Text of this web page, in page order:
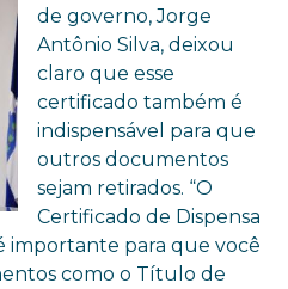
de governo, Jorge
Antônio Silva, deixou
claro que esse
certificado também é
indispensável para que
outros documentos
sejam retirados. “O
Certificado de Dispensa
importante para que você
como o Título de